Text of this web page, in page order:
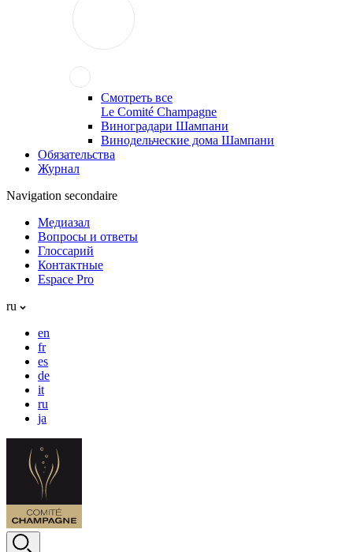
Смотреть все
Le Comité Champagne
Виноградари Шампани
Винодельческие дома Шампани
Обязательства
Журнал
Navigation secondaire
Медиазал
Вопросы и ответы
Глоссарий
Контактные
Espace Pro
ru
en
fr
es
de
it
ru
ja